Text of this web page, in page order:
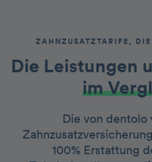
ZAHNZUSATZTARIFE, DIE
Die Leistungen
im
Die von
100% Erstattung